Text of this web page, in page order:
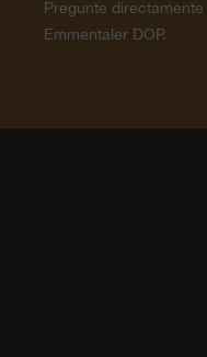
Pregunte
Emmentaler DOP.